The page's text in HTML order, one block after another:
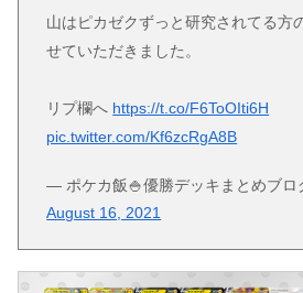
山はピカゼクずっと研究されてる方
せていただきました。
リプ欄へ https://t.co/F6ToOIti6H
pic.twitter.com/Kf6zcRgA8B
— ポケカ飯🍚優勝デッキまとめブロ
August 16, 2021